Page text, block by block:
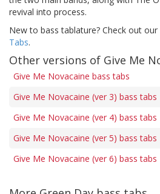
revival into process.
New to bass tablature? Check out our
Tabs.
Other versions of Give Me
Give Me Novacaine bass tabs
Give Me Novacaine (ver 3) bass tabs
Give Me Novacaine (ver 4) bass tabs
Give Me Novacaine (ver 5) bass tabs
Give Me Novacaine (ver 6) bass tabs